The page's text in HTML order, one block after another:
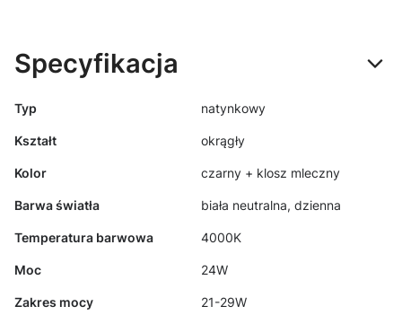
Specyfikacja
Typ natynkowy
Kształt okrągły
Kolor czarny + klosz mleczny
Barwa światła biała neutralna, dzienna
Temperatura barwowa 4000K
Moc 24W
Zakres mocy 21-29W